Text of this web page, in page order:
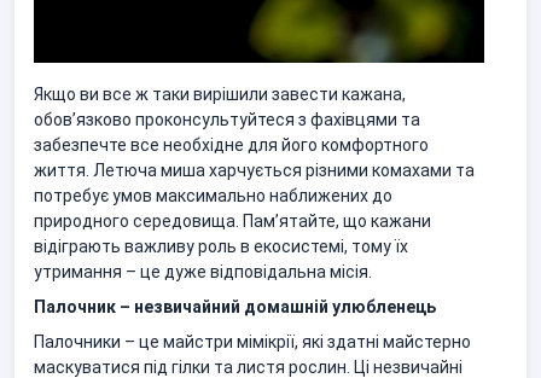
Якщо ви все ж таки вирішили завести кажана,
обов’язково проконсультуйтеся з фахівцями та
забезпечте все необхідне для його комфортного
життя. Летюча миша харчується різними комахами та
потребує умов максимально наближених до
природного середовища. Пам’ятайте, що кажани
відіграють важливу роль в екосистемі, тому їх
утримання – це дуже відповідальна місія.
Палочник – незвичайний домашній улюбленець
Палочники – це майстри мімікрії, які здатні майстерно
маскуватися під гілки та листя рослин. Ці незвичайні